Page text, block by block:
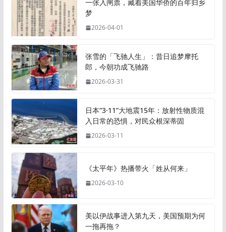
一张入闸票，藏着美国华侨的百年归乡
梦
2026-04-01
张雪的「飞驰人生」：昔日追梦摩托
郎，今朝功成飞驰路
2026-03-31
日本“3·11”大地震15年：放射性物质混
入日常的恐惧，对民众根深蒂固
2026-03-11
《太平年》热播带火「姓从何来」
2026-03-10
美以伊战事进入第九天，美国预期为何
一拖再拖？